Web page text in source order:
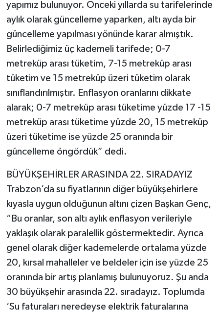
yapımız bulunuyor. Önceki yıllarda su tarifelerinde
aylık olarak güncelleme yaparken, altı ayda bir
güncelleme yapılması yönünde karar almıştık.
Belirlediğimiz üç kademeli tarifede; 0-7
metreküp arası tüketim, 7-15 metreküp arası
tüketim ve 15 metreküp üzeri tüketim olarak
sınıflandırılmıştır. Enflasyon oranlarını dikkate
alarak; 0-7 metreküp arası tüketime yüzde 17 -15
metreküp arası tüketime yüzde 20, 15 metreküp
üzeri tüketime ise yüzde 25 oranında bir
güncelleme öngördük” dedi.
BÜYÜKŞEHİRLER ARASINDA 22. SIRADAYIZ
Trabzon’da su fiyatlarının diğer büyükşehirlere
kıyasla uygun olduğunun altını çizen Başkan Genç,
“Bu oranlar, son altı aylık enflasyon verileriyle
yaklaşık olarak paralellik göstermektedir. Ayrıca
genel olarak diğer kademelerde ortalama yüzde
20, kırsal mahalleler ve beldeler için ise yüzde 25
oranında bir artış planlamış bulunuyoruz. Şu anda
30 büyükşehir arasında 22. sıradayız. Toplumda
‘Su faturaları neredeyse elektrik faturalarına